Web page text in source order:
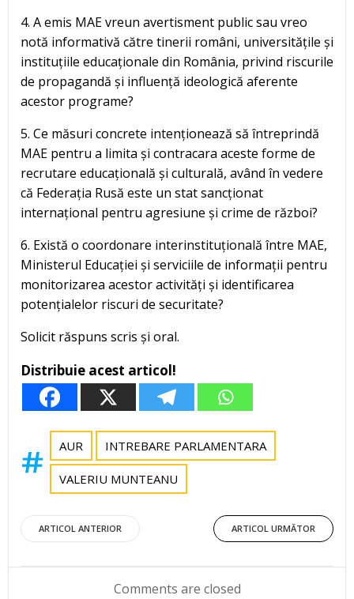
4. A emis MAE vreun avertisment public sau vreo
notă informativă către tinerii români, universitățile și
instituțiile educaționale din România, privind riscurile
de propagandă și influență ideologică aferente
acestor programe?
5. Ce măsuri concrete intenționează să întreprindă
MAE pentru a limita și contracara aceste forme de
recrutare educațională și culturală, având în vedere
că Federația Rusă este un stat sancționat
internațional pentru agresiune și crime de război?
6. Există o coordonare interinstituțională între MAE,
Ministerul Educației și serviciile de informații pentru
monitorizarea acestor activități și identificarea
potențialelor riscuri de securitate?
Solicit răspuns scris și oral.
Distribuie acest articol!
AUR INTREBARE PARLAMENTARA
VALERIU MUNTEANU
Post
navigation
ARTICOL ANTERIOR
Post
navigation
ARTICOL URMĂTOR
Comments are closed